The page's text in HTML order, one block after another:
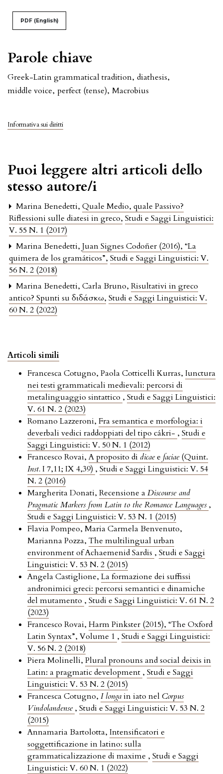
Parole chiave
Greek-Latin grammatical tradition, diathesis,
middle voice, perfect (tense), Macrobius
Informativa sui diritti
PDF (English)
Puoi leggere altri articoli dello
stesso autore/i
Marina Benedetti, Quale Medio, quale Passivo?
Riflessioni sulle diatesi in greco, Studi e Saggi Linguistici:
V. 55 N. 1 (2017)
Marina Benedetti, Juan Signes Codoñer (2016), “La
quimera de los gramáticos”, Studi e Saggi Linguistici: V.
56 N. 2 (2018)
Marina Benedetti, Carla Bruno, Risultativi in greco
antico? Spunti su διδάσκω, Studi e Saggi Linguistici: V.
60 N. 2 (2022)
Articoli simili
Francesca Cotugno, Paola Cotticelli Kurras, Iunctura
nei testi grammaticali medievali: percorsi di
metalinguaggio sintattico , Studi e Saggi Linguistici:
V. 61 N. 2 (2023)
Romano Lazzeroni, Fra semantica e morfologia: i
deverbali vedici raddoppiati del tipo cákri- , Studi e
Saggi Linguistici: V. 50 N. 1 (2012)
Francesco Rovai,A proposito di dicaee faciae(Quint.
Inst.I 7,11; IX 4,39) , Studi e Saggi Linguistici: V. 54
N. 2 (2016)
Margherita Donati, Recensione a Discourse and
Pragmatic Markers from Latin to the Romance Languages ,
Studi e Saggi Linguistici: V. 53 N. 1 (2015)
Flavia Pompeo, Maria Carmela Benvenuto,
Marianna Pozza, The multilingual urban
environment of Achaemenid Sardis , Studi e Saggi
Linguistici: V. 53 N. 2 (2015)
Angela Castiglione, La formazione dei suffissi
andronimici greci: percorsi semantici e dinamiche
del mutamento , Studi e Saggi Linguistici: V. 61 N. 2
(2023)
Francesco Rovai, Harm Pinkster (2015), “The Oxford
Latin Syntax”, Volume 1 , Studi e Saggi Linguistici:
V. 56 N. 2 (2018)
Piera Molinelli, Plural pronouns and social deixis in
Latin: a pragmatic development , Studi e Saggi
Linguistici: V. 53 N. 2 (2015)
Francesca Cotugno, I longain iato nel Corpus
Vindolandense , Studi e Saggi Linguistici: V. 53 N. 2
(2015)
Annamaria Bartolotta, Intensificatori e
soggettificazione in latino: sulla
grammaticalizzazione di maxime , Studi e Saggi
Linguistici: V. 60 N. 1 (2022)